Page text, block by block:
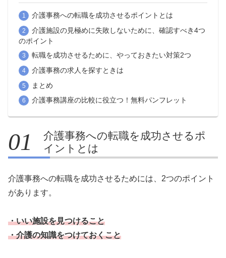
介護事務への転職を成功させるポイントとは
介護施設の見極めに失敗しないために、確認すべき4つ
のポイント
転職を成功させるために、やっておきたい対策2つ
介護事務の求人を探すときは
まとめ
介護事務講座の比較に役立つ！無料パンフレット
介護事務への転職を成功させるポ
イントとは
介護事務への転職を成功させるためには、2つのポイント
があります。
・いい施設を見つけること
・介護の知識をつけておくこと